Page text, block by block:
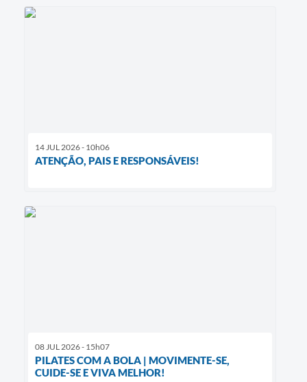
14 JUL 2026 - 10h06
ATENÇÃO, PAIS E RESPONSÁVEIS!
08 JUL 2026 - 15h07
PILATES COM A BOLA | MOVIMENTE-SE,
CUIDE-SE E VIVA MELHOR!